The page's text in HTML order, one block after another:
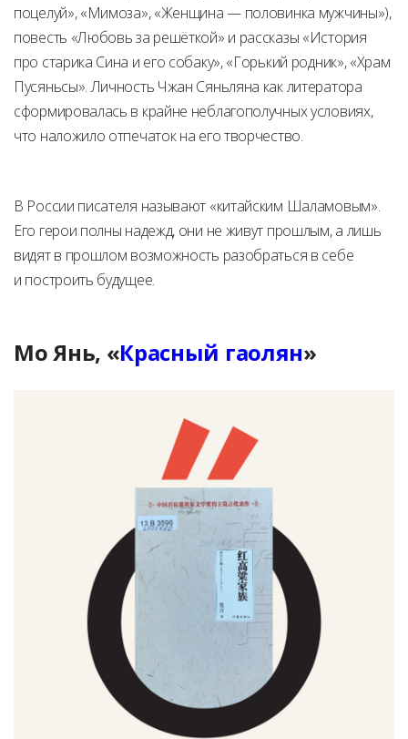
поцелуй», «Мимоза», «Женщина — половинка мужчины»),
повесть «Любовь за решёткой» и рассказы «История
про старика Сина и его собаку», «Горький родник», «Храм
Пусяньсы». Личность Чжан Сяньляна как литератора
сформировалась в крайне неблагополучных условиях,
что наложило отпечаток на его творчество.
В России писателя называют «китайским Шаламовым».
Его герои полны надежд, они не живут прошлым, а лишь
видят в прошлом возможность разобраться в себе
и построить будущее.
Мо Янь, «Красный гаолян»